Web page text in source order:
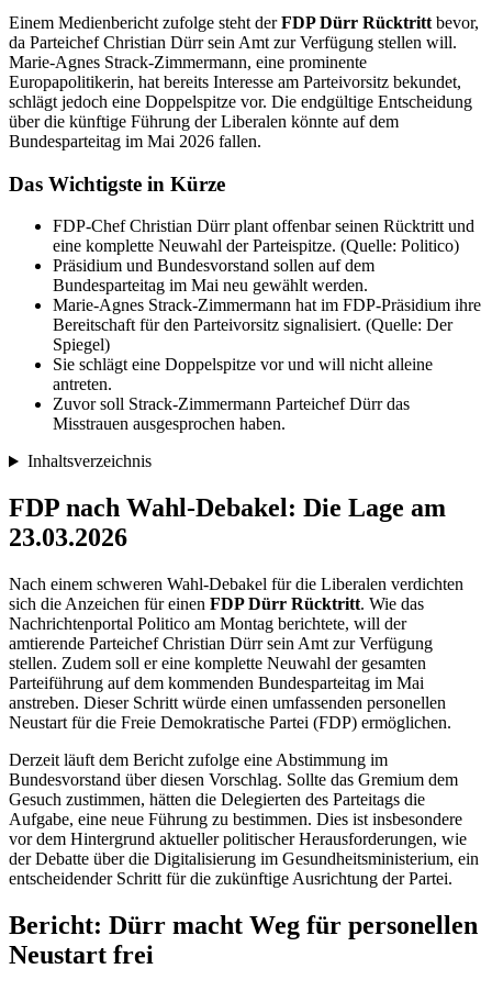
Einem Medienbericht zufolge steht derFDP Dürr Rücktritt bevor,
da Parteichef Christian Dürr sein Amt zur Verfügung stellen will.
Marie-Agnes Strack-Zimmermann, eine prominente
Europapolitikerin, hat bereits Interesse am Parteivorsitz bekundet,
schlägt jedoch eine Doppelspitze vor. Die endgültige Entscheidung
über die künftige Führung der Liberalen könnte auf dem
Bundesparteitag im Mai 2026 fallen.
Das Wichtigste in Kürze
FDP-Chef Christian Dürr plant offenbar seinen Rücktritt und
eine komplette Neuwahl der Parteispitze. (Quelle: Politico)
Präsidium und Bundesvorstand sollen auf dem
Bundesparteitag im Mai neu gewählt werden.
Marie-Agnes Strack-Zimmermann hat im FDP-Präsidium ihre
Bereitschaft für den Parteivorsitz signalisiert. (Quelle: Der
Spiegel)
Sie schlägt eine Doppelspitze vor und will nicht alleine
antreten.
Zuvor soll Strack-Zimmermann Parteichef Dürr das
Misstrauen ausgesprochen haben.
Inhaltsverzeichnis
FDP nach Wahl-Debakel: Die Lage am
23.03.2026
Nach einem schweren Wahl-Debakel für die Liberalen verdichten
sich die Anzeichen für einen FDP Dürr Rücktritt. Wie das
Nachrichtenportal Politico am Montag berichtete, will der
amtierende Parteichef Christian Dürr sein Amt zur Verfügung
stellen. Zudem soll er eine komplette Neuwahl der gesamten
Parteiführung auf dem kommenden Bundesparteitag im Mai
anstreben. Dieser Schritt würde einen umfassenden personellen
Neustart für die Freie Demokratische Partei (FDP) ermöglichen.
Derzeit läuft dem Bericht zufolge eine Abstimmung im
Bundesvorstand über diesen Vorschlag. Sollte das Gremium dem
Gesuch zustimmen, hätten die Delegierten des Parteitags die
Aufgabe, eine neue Führung zu bestimmen. Dies ist insbesondere
vor dem Hintergrund aktueller politischer Herausforderungen, wie
der Debatte über die Digitalisierung im Gesundheitsministerium, ein
entscheidender Schritt für die zukünftige Ausrichtung der Partei.
Bericht: Dürr macht Weg für personellen
Neustart frei